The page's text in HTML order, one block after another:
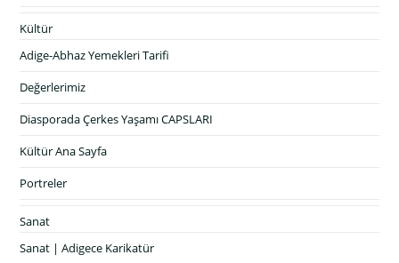
Kültür
Adige-Abhaz Yemekleri Tarifi
Değerlerimiz
Diasporada Çerkes Yaşamı CAPSLARI
Kültür Ana Sayfa
Portreler
Sanat
Sanat | Adigece Karikatür